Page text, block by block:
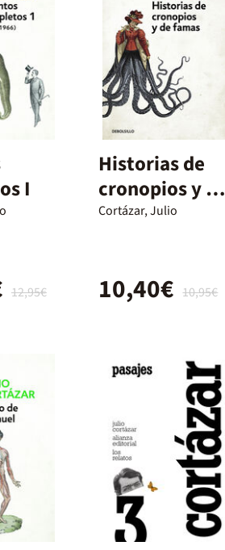
I
12,95€
Historias de
cronopios y de
famas
Cortázar, Julio
10,95€
10,40€